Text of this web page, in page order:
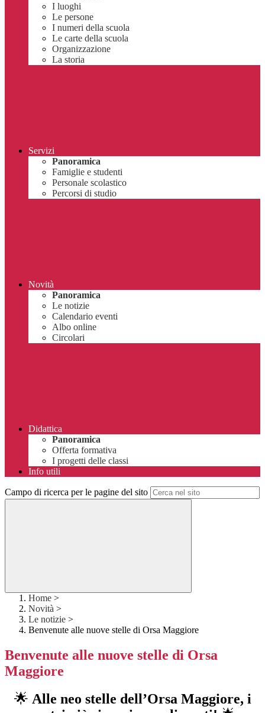
I luoghi
Le persone
I numeri della scuola
Le carte della scuola
Organizzazione
La storia
Servizi
Panoramica
Famiglie e studenti
Personale scolastico
Percorsi di studio
Novità
Panoramica
Le notizie
Calendario eventi
Albo online
Circolari
Didattica
Panoramica
Offerta formativa
I progetti delle classi
Info utili
Campo di ricerca per le pagine del sito
Home >
Novità >
Le notizie >
Benvenute alle nuove stelle di Orsa Maggiore
Benvenute alle nuove stelle di Orsa
Maggiore
🌟 Alle neo stelle dell’Orsa Maggiore, i